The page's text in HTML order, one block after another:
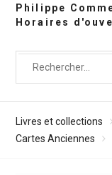
Livres et collections
Cartes Anciennes